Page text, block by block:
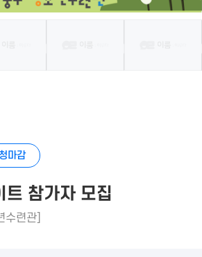
마감
트 참가자 모집
수련관]